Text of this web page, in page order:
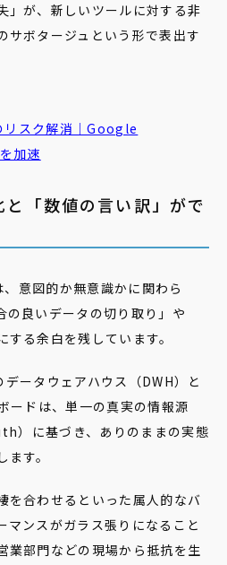
」が、新しいツールに対する非
サボタージュという形で表出す
リスク解消｜Google
加速
「数値の言い訳」がで
意図的か無意識かに関わら
の良いデータの切り取り」や
する余白を残しています。
ータウェアハウス（DWH）と
ードは、単一の真実の情報源
）に基づき、ありのままの実態
す。
を合わせるといった属人的なバ
マンスがガラス張りになること
業部門などの現場から抵抗を生